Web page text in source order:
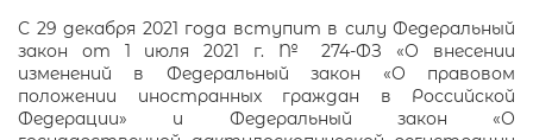
С 29 декабря 2021 года вступит в силу Федеральный
закон от 1 июля 2021 г. № 274-ФЗ «О внесении
изменений в Федеральный закон «О правовом
положении иностранных граждан в Российской
Федерации» и Федеральный закон «О